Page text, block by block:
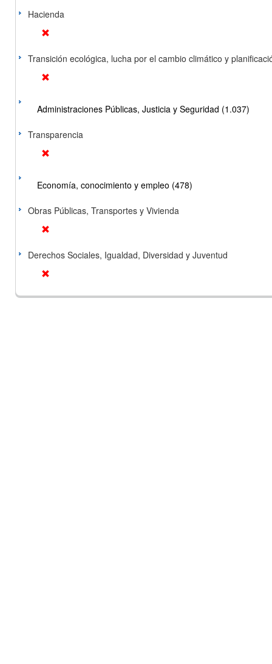
Hacienda
Transición ecológica, lucha por el cambio climático y
Administraciones Públicas, Justicia y Seguridad (1.037)
Transparencia
Economía, conocimiento y empleo (478)
Obras Públicas, Transportes y Vivienda
Derechos Sociales, Igualdad, Diversidad y Juventud